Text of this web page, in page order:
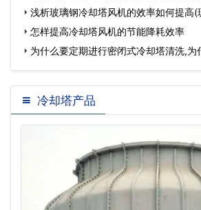
浅析玻璃钢冷却塔风机的效率如何提高(
格…怎样提高冷却塔风机的节能降耗效率
为什么要定期进行密闭式冷却塔清洗,为
菌…
冷却塔产品